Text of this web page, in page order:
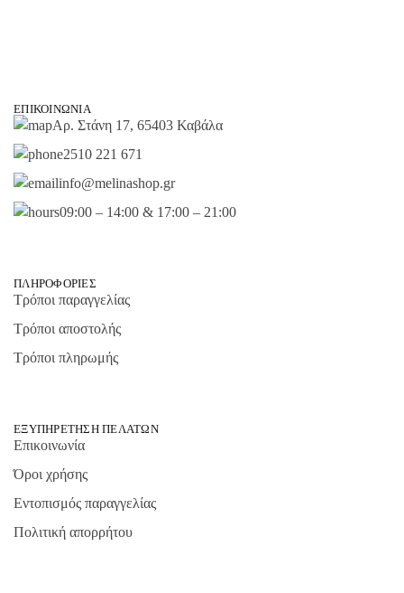
ΕΠΙΚΟΙΝΩΝΊΑ
Αρ. Στάνη 17, 65403 Καβάλα
2510 221 671
info@melinashop.gr
09:00 – 14:00 & 17:00 – 21:00
ΠΛΗΡΟΦΟΡΊΕΣ
Τρόποι παραγγελίας
Τρόποι αποστολής
Τρόποι πληρωμής
ΕΞΥΠΗΡΈΤΗΣΗ ΠΕΛΑΤΏΝ
Επικοινωνία
Όροι χρήσης
Εντοπισμός παραγγελίας
Πολιτική απορρήτου